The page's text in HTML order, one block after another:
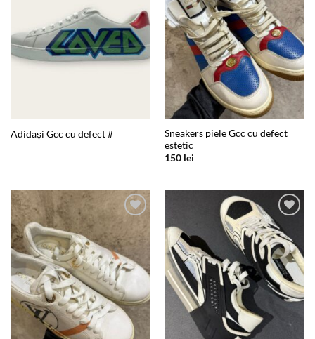
Adidași Gcc cu defect #
Sneakers piele Gcc cu defect
estetic
150 lei
wishlist
Add to
wishlist